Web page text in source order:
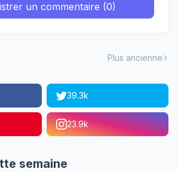
un commentaire (0)
Plus ancienne
39.3k
23.9k
semaine